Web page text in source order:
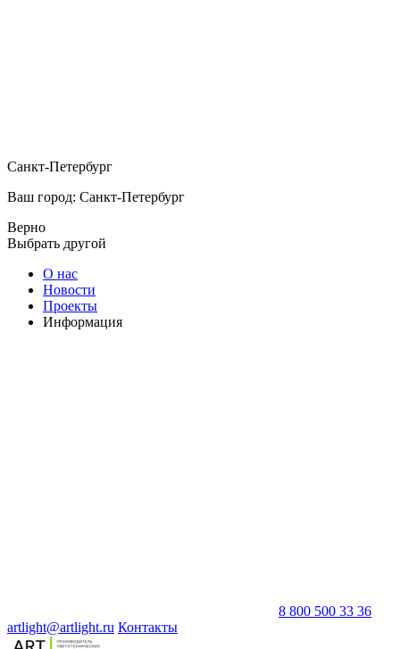
Санкт-Петербург
Ваш город: Санкт-Петербург
Верно
Выбрать другой
О нас
Новости
Проекты
Информация
8 800 500 33 36
artlight@artlight.ru Контакты